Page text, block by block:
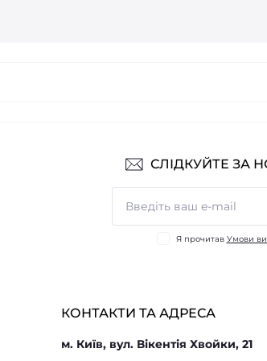
СЛІДКУЙТЕ ЗА
Я прочитав Умови
КОНТАКТИ ТА АДРЕСА
м. Київ, вул. Вікентія Хвойки, 21